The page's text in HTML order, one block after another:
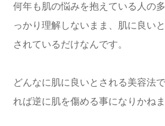
何年も肌の悩みを抱えている人の
っかり理解しないまま、肌に良い
されているだけなんです。
どんなに肌に良いとされる美容法
れば逆に肌を傷める事になりかねま